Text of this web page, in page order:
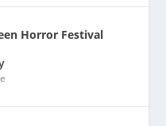
Horror Festival